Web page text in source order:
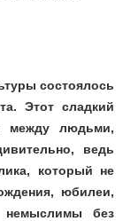
состоялось
Этот сладкий
между людьми,
ведь
который не
юбилеи,
немыслимы без